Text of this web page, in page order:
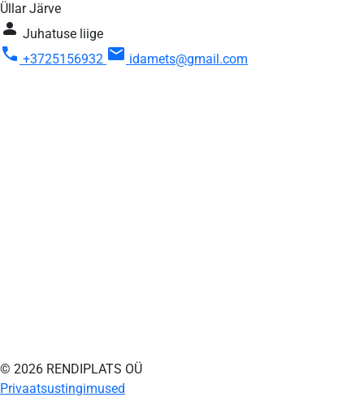
Üllar Järve
person Juhatuse liige
call +3725156932 mail idamets@gmail.com
© 2026 RENDIPLATS OÜ
Privaatsustingimused